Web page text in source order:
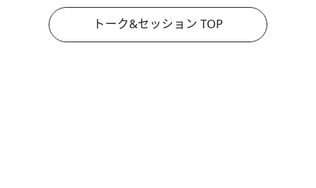
トーク&セッション TOP